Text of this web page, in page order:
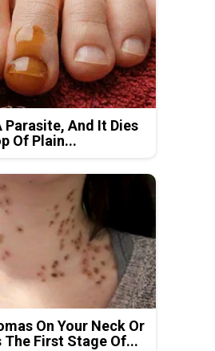
Parasite, And It Dies
Of Plain...
On Your Neck Or
The First Stage Of...